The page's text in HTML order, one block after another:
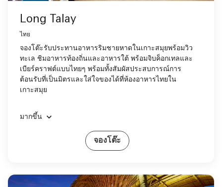
Long Talay
ไทย
จองโต๊ะรับประทานอาหารริมชายหาดในเกาะสมุยพร้อมวิว
ทะเล ชิมอาหารท้องถิ่นและอาหารใต้ พร้อมจิบค็อกเทลและ
เบียร์คราฟต์แบบไทยๆ พร้อมทั้งสัมผัสประสบการณ์การ
ต้อนรับที่เป็นมิตรและใส่ใจของได้ที่ห้องอาหารไทยใน
เกาะสมุย
มากขึ้น
จองโต๊ะ